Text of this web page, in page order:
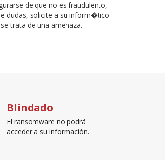
de que no es fraudulento,
dudas, solicite a su inform�tico
trata de una amenaza.
Blindado
El ransomware no podrá
acceder a su información.